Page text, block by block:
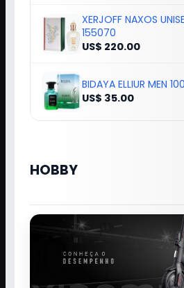
XERJOFF NAXOS
155070
US$ 220.00
BIDAYA ELLIUR MEN
US$ 35.00
HOBBY